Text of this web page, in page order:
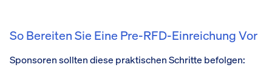
So Bereiten Sie Eine Pre-RFD-Einreichung Vor
Sponsoren sollten diese praktischen Schritte befolgen: